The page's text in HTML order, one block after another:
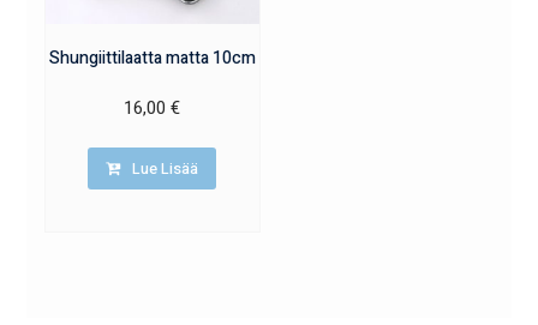
Shungiittilaatta matta 10cm
16,00€
Lue Lisää